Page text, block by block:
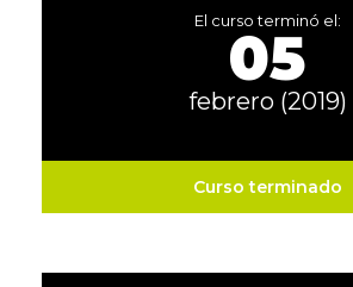
El curso terminó el:
05
febrero (2019)
Curso terminado